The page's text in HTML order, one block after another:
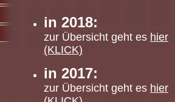
in 2018:
zur Übersicht geht es hier
(KLICK)
in 2017:
zur Übersicht geht es hier